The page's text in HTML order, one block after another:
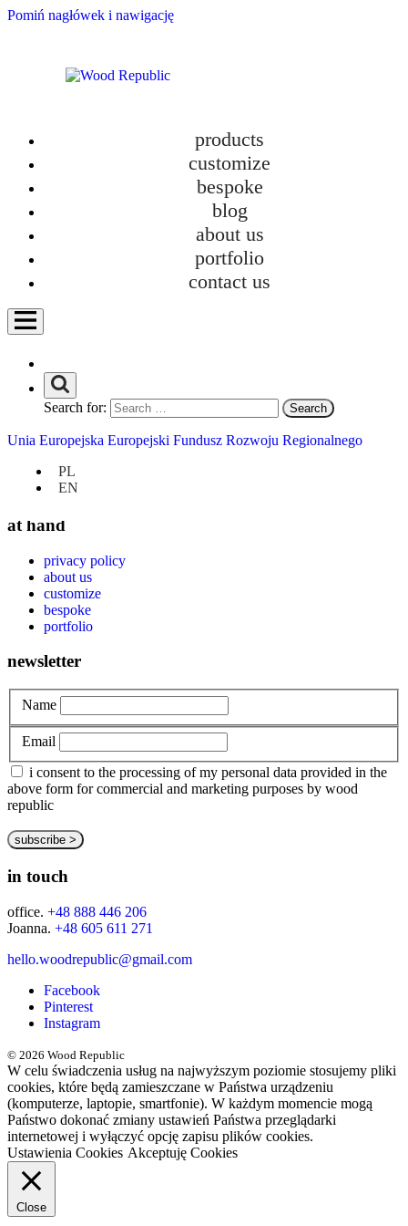
Pomiń nagłówek i nawigację
products
customize
bespoke
blog
about us
portfolio
contact us
Search for:
Unia Europejska Europejski Fundusz Rozwoju Regionalnego
PL
EN
category
Bathroom furniture
Custom-made kitchens
Furniture
How we work?
Uncategorized
at hand
privacy policy
about us
customize
bespoke
portfolio
newsletter
Name
Email
i consent to the processing of my personal data provided in the
above form for commercial and marketing purposes by wood
republic
in touch
office. +48 888 446 206
Joanna. +48 605 611 271
hello.woodrepublic@gmail.com
Facebook
Pinterest
Instagram
© 2026 Wood Republic
W celu świadczenia usług na najwyższym poziomie stosujemy pliki
cookies, które będą zamieszczane w Państwa urządzeniu
(komputerze, laptopie, smartfonie). W każdym momencie mogą
Państwo dokonać zmiany ustawień Państwa przeglądarki
internetowej i wyłączyć opcję zapisu plików cookies.
Ustawienia Cookies Akceptuję Cookies
Close